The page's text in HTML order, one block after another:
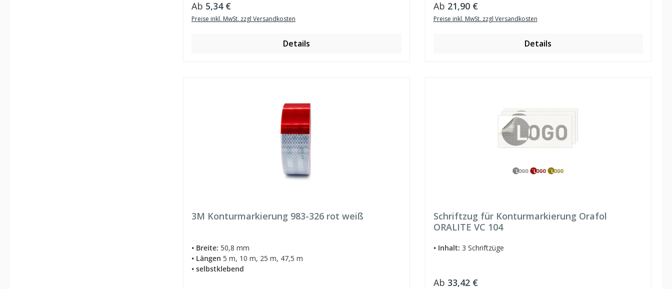
Regulärer Preis:
Ab 5,34 €
Preise inkl. MwSt. zzgl Versandkosten
Details
Regulärer Preis:
Ab 21,90 €
Preise inkl. MwSt. zzgl Versandkosten
Details
3M Konturmarkierung 983-326 rot weiß
• Breite: 50,8 mm
• Längen 5 m, 10 m, 25 m, 47,5 m
• selbstklebend
Schriftzug für Konturmarkierung Orafol
ORALITE VC 104
• Inhalt: 3 Schriftzüge
Regulärer Preis:
Ab 33,42 €